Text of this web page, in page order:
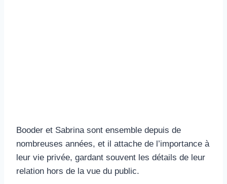
Booder et Sabrina sont ensemble depuis de
nombreuses années, et il attache de l’importance à
leur vie privée, gardant souvent les détails de leur
relation hors de la vue du public.